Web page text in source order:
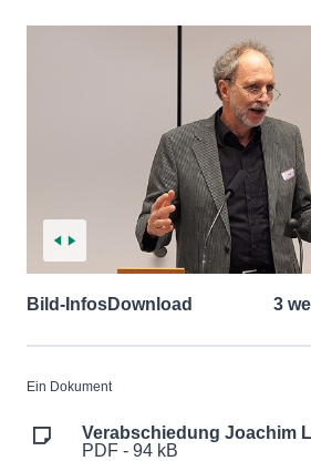
Bild-InfosDownload 3
Ein Dokument
Verabschiedung Joachim
PDF - 94 kB